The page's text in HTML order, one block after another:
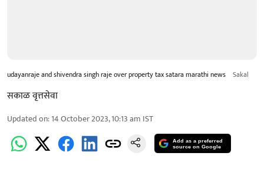
udayanraje and shivendra singh raje over property tax satara marathi news Sakal
सकाळ वृत्तसेवा
Updated on:14 October 2023, 10:13 am IST
Add as a preferred
source on Google